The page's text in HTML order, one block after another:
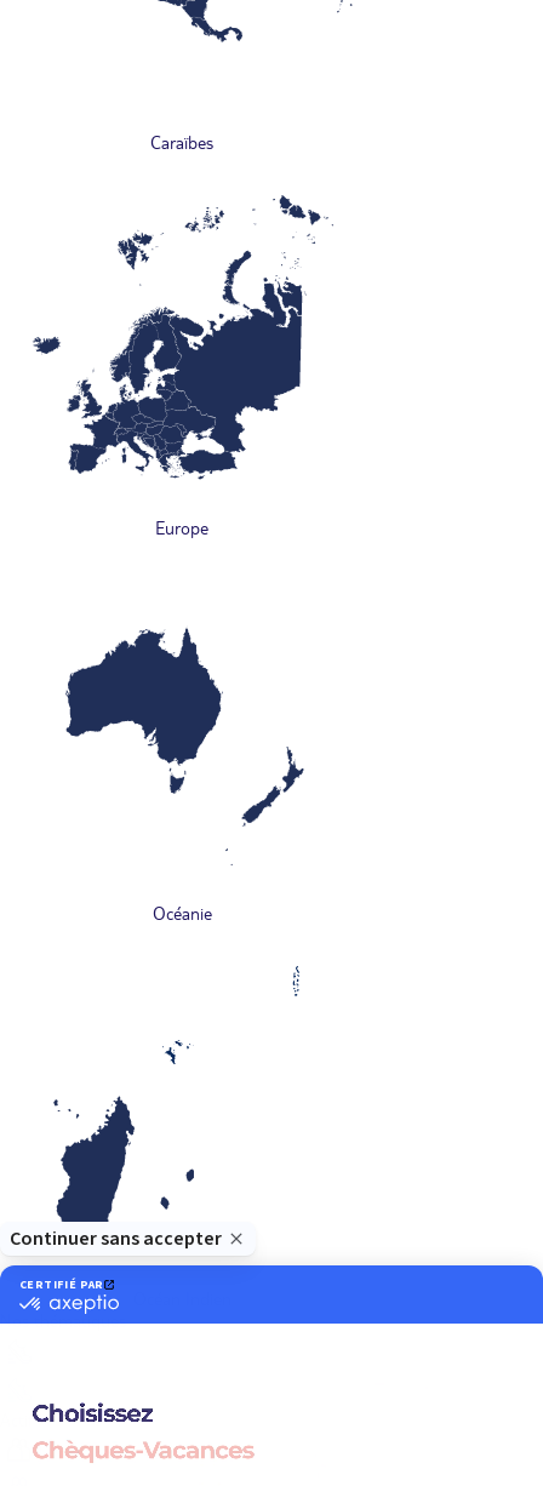
Caraïbes
Europe
Océanie
Nos thématiques
Actif